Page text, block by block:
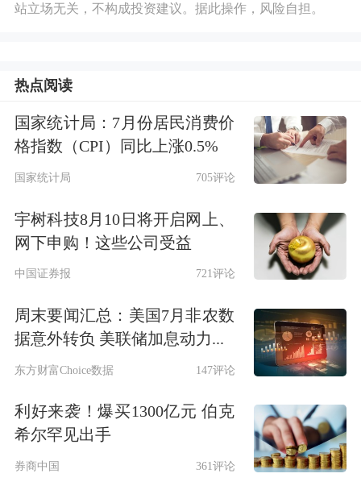
站立场无关，不构成投资建议。据此操作，风险自担。
热点阅读
国家统计局：7月份居民消费价
格指数（CPI）同比上涨0.5%
国家统计局 705评论
宇树科技8月10日将开启网上、
网下申购！这些公司受益
中国证券报 721评论
周末要闻汇总：美国7月非农数
据意外转负 美联储加息动力...
东方财富Choice数据 147评论
利好来袭！爆买1300亿元 伯克
希尔罕见出手
券商中国 361评论